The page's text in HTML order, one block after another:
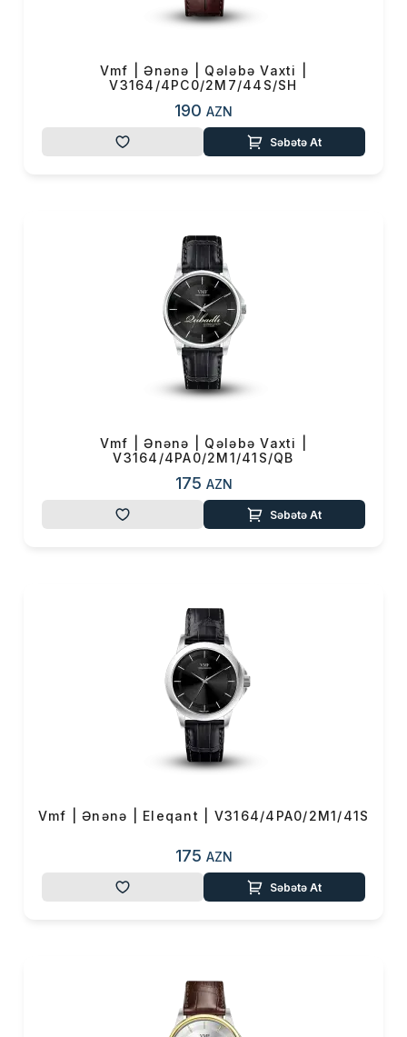
hazırlanan kəmərlərinin arxa
markası” olması xüsusi olaraq
VMF saatlarının yaradıcıları bu
markanın yalnız Azərbaycanda
dünya şöhrətli markalardan geri
olaraq, VMF saatları qiymət
seqmenti baxımından bütün
təbəqələr üçün əlçatan olacaq.
Miras, İdman və Şəhər saat
özündə Muğam, Ulduz, Miras,
İrs, Tor, Eleqant, İlmə, Mirvari,
kolleksiyalarını birləşdirir.
olmasını istəyirdik! Və nəhayət,
belə bir saat yaratdıq — VMF.
Vmf | Ənənə | Qələbə Vaxti |
V3164/4PC0/2M7/44S/SH
190 AZN
Səbətə At
Vmf | Ənənə | Qələbə Vaxti |
V3164/4PA0/2M1/41S/QB
175 AZN
Səbətə At
Vmf | Ənənə | Eleqant | V3164/4PA0/2M1/41S
175 AZN
Səbətə At